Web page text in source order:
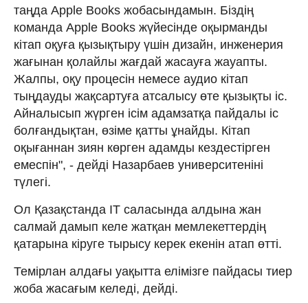
таңда Apple Books жо­басындамын. Біздің
команда Apple Books жүйесінде оқырманды
кітап оқуға қызық­тыру үшін дизайн, инженерия
жағынан қолайлы жағдай жасауға жауапты.
Жалпы, оқу процесін немесе аудио кітап
тыңдауды жақсартуға атсалысу өте қызықты іс.
Айналысып жүрген ісім адамзатқа пайдалы іс
болған­дықтан, өзіме қатты ұнайды. Кітап
оқыған­нан зиян көрген адамды кездестірген
емес­пін", - дейді Назарбаев университеніні
түлегі.
Ол Қазақстанда ІТ саласында алдына жан
салмай дамып келе жат­қан мемлекеттердің
қатарына кіруге ты­рысу керек екенін атап өтті.
Темірлан алдағы уақытта елімізге пайдасы тиер
жоба жасағым келеді, дейді.